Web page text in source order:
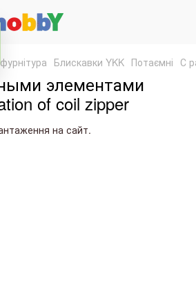
Блискавки YKK Потаємні С
элементами
of coil zipper
на сайт.